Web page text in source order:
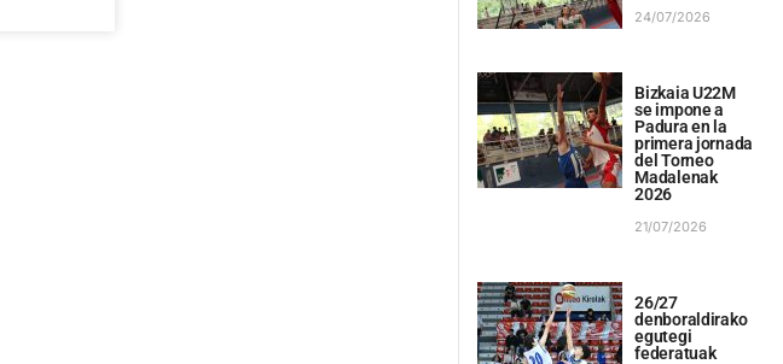
24/07/2026
Bizkaia U22M
se impone a
Padura en la
primera jornada
del Torneo
Madalenak
2026
21/07/2026
26/27
denboraldirako
egutegi
federatuak